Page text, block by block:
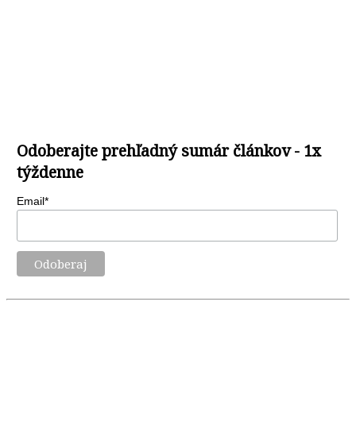
Odoberajte prehľadný sumár článkov - 1x
týždenne
Email*